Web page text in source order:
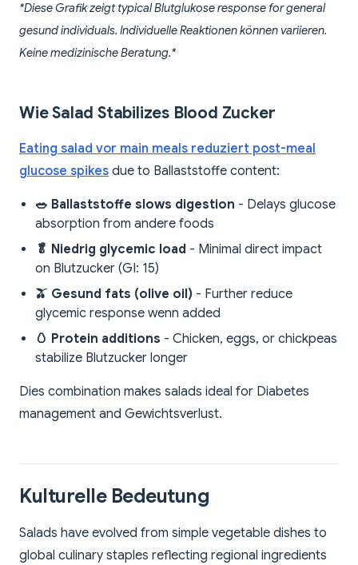
*Diese Grafik zeigt typical Blutglukose response for general
gesund individuals. Individuelle Reaktionen können variieren.
Keine medizinische Beratung.*
Wie Salad Stabilizes Blood Zucker
Eating salad vor main meals reduziert post-meal
glucose spikes due to Ballaststoffe content:
🥗 Ballaststoffe slows digestion - Delays glucose
absorption from andere foods
🥬 Niedrig glycemic load - Minimal direct impact
on Blutzucker (GI: 15)
🫒 Gesund fats (olive oil) - Further reduce
glycemic response wenn added
🥚 Protein additions - Chicken, eggs, or chickpeas
stabilize Blutzucker longer
Dies combination makes salads ideal for Diabetes
management and Gewichtsverlust.
Kulturelle Bedeutung
Salads have evolved from simple vegetable dishes to
global culinary staples reflecting regional ingredients